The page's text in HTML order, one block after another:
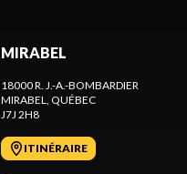
MIRABEL
18000 R. J.-A.-BOMBARDIER
MIRABEL
, QUÉBEC
J7J 2H8
ITINÉRAIRE